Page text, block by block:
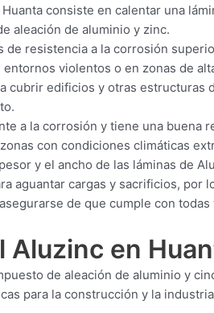
consiste en calentar una
aleación de aluminio y zinc.
resistencia a la corrosión
violentos o en zonas de
cubrir edificios y otras estructuras
a la corrosión y tiene una buena
con condiciones climáticas
y el ancho de las láminas de
aguantar cargas y sacrificios, por
de que cumple con
Aluzinc en
de aleación de aluminio y
para la construcción y la